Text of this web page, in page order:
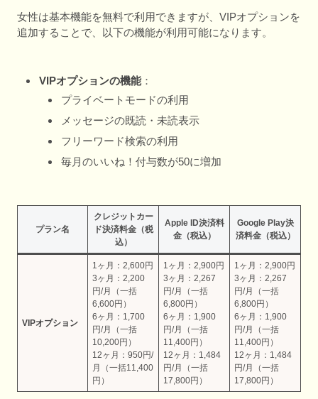
女性は基本機能を無料で利用できますが、VIPオプションを
追加することで、以下の機能が利用可能になります。
VIPオプションの機能：
プライベートモードの利用
メッセージの既読・未読表示
フリーワード検索の利用
毎月のいいね！付与数が50に増加
プラン名
クレジットカー
ド決済料金（税
込）
Apple ID決済料
金（税込）
Google Play決
済料金（税込）
VIPオプション
1ヶ月：2,600円
3ヶ月：2,200
円/月（一括
6,600円）
6ヶ月：1,700
円/月（一括
10,200円）
12ヶ月：950円/
月（一括11,400
円）
1ヶ月：2,900円
3ヶ月：2,267
円/月（一括
6,800円）
6ヶ月：1,900
円/月（一括
11,400円）
12ヶ月：1,484
円/月（一括
17,800円）
1ヶ月：2,900円
3ヶ月：2,267
円/月（一括
6,800円）
6ヶ月：1,900
円/月（一括
11,400円）
12ヶ月：1,484
円/月（一括
17,800円）